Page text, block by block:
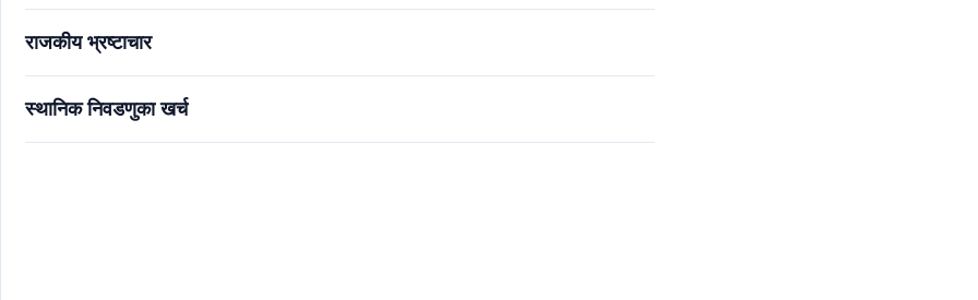
राजकीय भ्रष्टाचार
स्थानिक निवडणुका खर्च